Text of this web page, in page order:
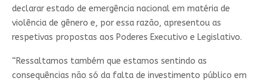
declarar estado de emergência nacional em matéria de
violência de gênero e, por essa razão, apresentou as
respetivas propostas aos Poderes Executivo e Legislativo.
“Ressaltamos também que estamos sentindo as
consequências não só da falta de investimento público em